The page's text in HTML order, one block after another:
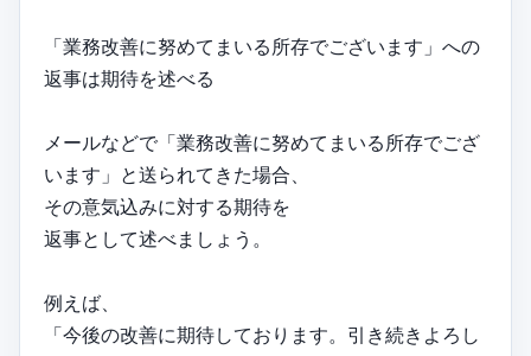
「業務改善に努めてまいる所存でございます」への
返事は期待を述べる
メールなどで「業務改善に努めてまいる所存でござ
います」と送られてきた場合、
その意気込みに対する期待を
返事として述べましょう。
例えば、
「今後の改善に期待しております。引き続きよろし